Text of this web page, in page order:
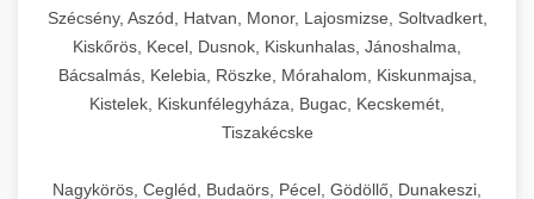
Szécsény, Aszód, Hatvan, Monor, Lajosmizse, Soltvadkert,
Kiskőrös, Kecel, Dusnok, Kiskunhalas, Jánoshalma,
Bácsalmás, Kelebia, Röszke, Mórahalom, Kiskunmajsa,
Kistelek, Kiskunfélegyháza, Bugac, Kecskemét,
Tiszakécske
Nagykörös, Cegléd, Budaörs, Pécel, Gödöllő, Dunakeszi,